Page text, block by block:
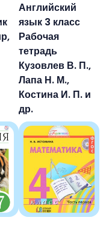
Английский
язык 3 класс
Рабочая
тетрадь
Кузовлев В. П.,
Лапа Н. М.,
Костина И. П. и
др.